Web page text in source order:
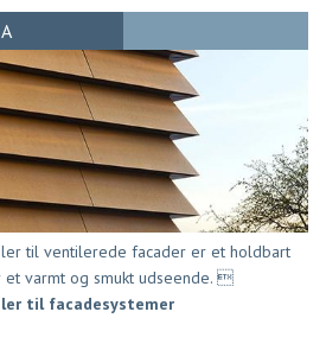
til ventilerede facader er et holdbart
varmt og smukt udseende. 
til facadesystemer